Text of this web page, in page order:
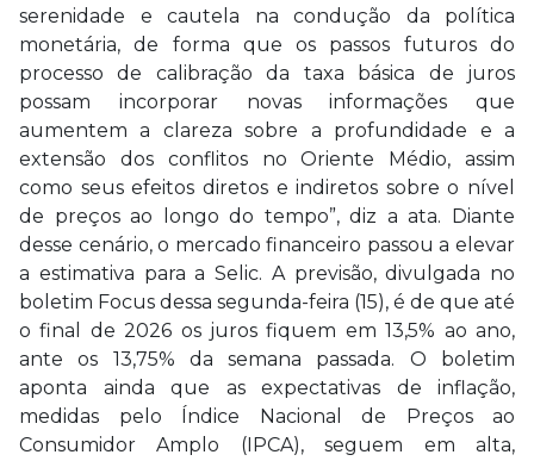
serenidade e cautela na condução da política
monetária, de forma que os passos futuros do
processo de calibração da taxa básica de juros
possam incorporar novas informações que
aumentem a clareza sobre a profundidade e a
extensão dos conflitos no Oriente Médio, assim
como seus efeitos diretos e indiretos sobre o nível
de preços ao longo do tempo”, diz a ata. Diante
desse cenário, o mercado financeiro passou a elevar
a estimativa para a Selic. A previsão, divulgada no
boletim Focus dessa segunda-feira (15), é de que até
o final de 2026 os juros fiquem em 13,5% ao ano,
ante os 13,75% da semana passada. O boletim
aponta ainda que as expectativas de inflação,
medidas pelo Índice Nacional de Preços ao
Consumidor Amplo (IPCA), seguem em alta,